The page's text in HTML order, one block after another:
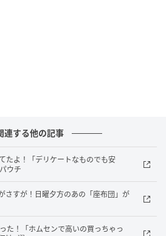
連する他の記事
たよ！「デリケートなものでも安
ウチ
さすが！日曜夕方のあの「座布団」が
た！「ホムセンで高いの買っちゃっ